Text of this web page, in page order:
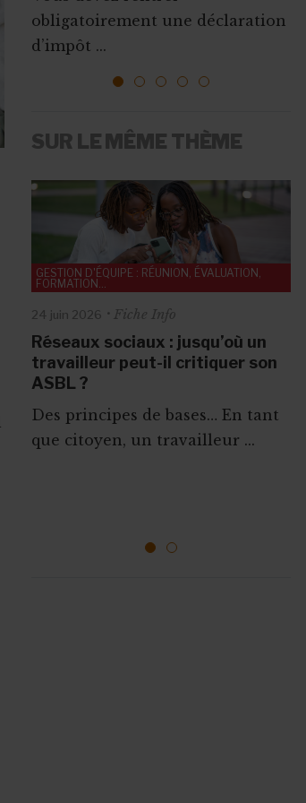
obligatoirement une déclaration
d’impôt ...
Que ce soit pour augmenter vos
ressources, vous faire connaî...
l’emploi sont mises ...
1 2 3 4
SUR LE MÊME THÈME
GESTION D'ÉQUIPE : RÉUNION, ÉVALUATION,
FORMATION...
24 juin 2026 Fiche Info
Réseaux sociaux : jusqu’où un
travailleur peut-il critiquer son
ASBL ?
Des principes de bases… En tant
que citoyen, un travailleur ...
GESTION D'ÉQUIPE : RÉUNION, ÉVALUATION,
FORMATION...
10 mai 2026
Règlement de travail : les
obligations de l’ASBL en 5
étapes
1